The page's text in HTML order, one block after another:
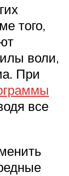
того,
воли,
При
все